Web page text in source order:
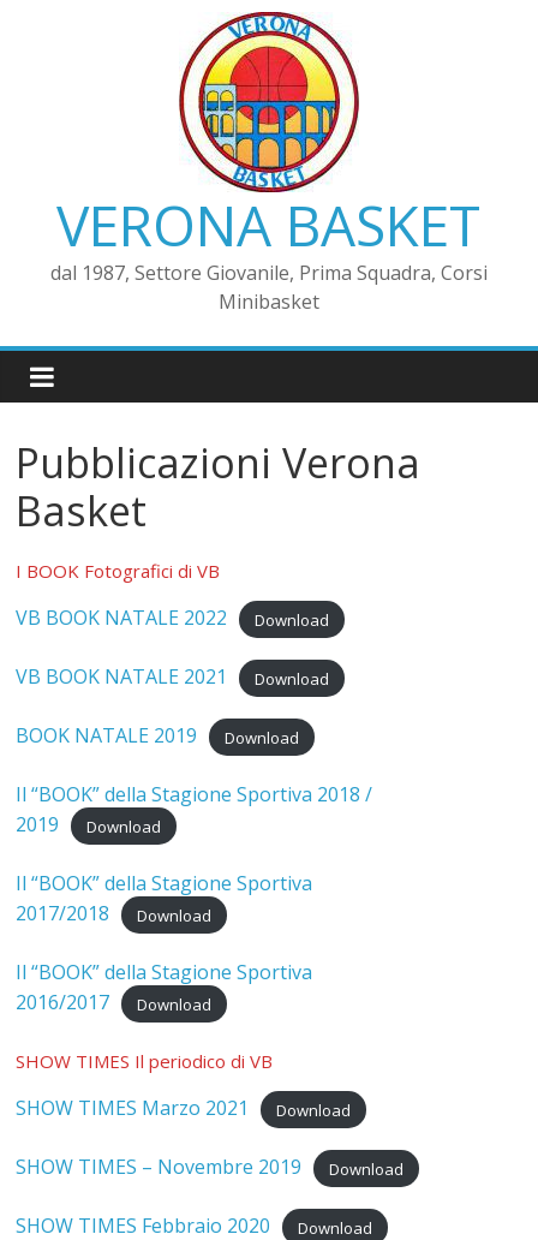
VERONA BASKET
dal 1987, Settore Giovanile, Prima Squadra, Corsi
Minibasket
Pubblicazioni Verona
Basket
I BOOK Fotografici di VB
VB BOOK NATALE 2022 Download
VB BOOK NATALE 2021 Download
BOOK NATALE 2019 Download
Il “BOOK” della Stagione Sportiva 2018 /
2019
Download
Il “BOOK” della Stagione Sportiva
2017/2018
Download
Il “BOOK” della Stagione Sportiva
2016/2017
Download
SHOW TIMES Il periodico di VB
SHOW TIMES Marzo 2021 Download
SHOW TIMES – Novembre 2019 Download
SHOW TIMES Febbraio 2020 Download